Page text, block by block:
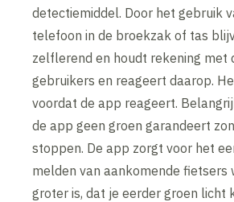
detectiemiddel. Door het gebruik
telefoon in de broekzak of tas
zelflerend en houdt rekening met
gebruikers en reageert daarop.
voordat de app reageert.
de app geen groen garandeert
stoppen. De app zorgt voor het
melden van aankomende fietsers
groter is, dat je eerder groen licht